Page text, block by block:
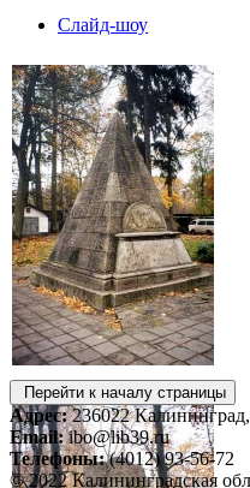
Слайд-шоу
Перейти к началу страницы
Адрес:236022
Email:ibo@lib39.ru
Телефоны:(4012) 93-56-72
© 2022 Калининградская